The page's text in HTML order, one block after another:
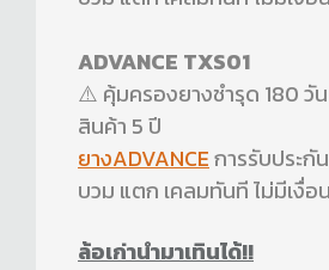
ADVANCE TXS01
⚠️ คุ้มครองยางชำรุด 180 วั
สินค้า 5 ปี
ยางADVANCEการรับประกั
บวม แตก เคลมทันที ไม่มีเงื่อ
ล้อเก่านำมาเทินได้!!